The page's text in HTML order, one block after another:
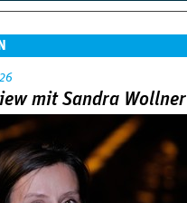
mit Sandra Wollner